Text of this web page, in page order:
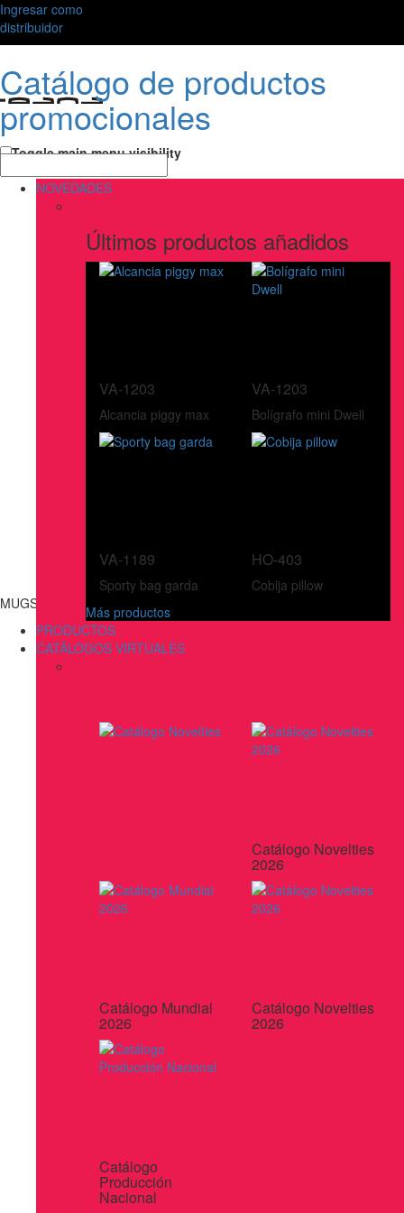
Ingresar como
distribuidor
Catálogo de productos
promocionales
Toggle main menu visibility
NOVEDADES
Últimos productos añadidos
VA-1203
Alcancia piggy max
VA-1203
Bolígrafo mini Dwell
VA-1189
Sporty bag garda
HO-403
Cobija pillow
Más productos
PRODUCTOS
CATÁLOGOS VIRTUALES
Catálogo Novelties
2026
Catálogo Mundial
2026
Catálogo Novelties
2026
Catálogo
Producción
Nacional
MUGS, BOTILITOS, VASOS & TERMOS